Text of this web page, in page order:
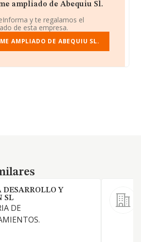
ampliado de Abequiu Sl.
y te regalamos el
de esta empresa.
AMPLIADO DE ABEQUIU SL.
Y
SL
DE